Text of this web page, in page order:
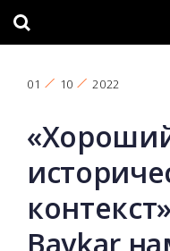
01 10 2022